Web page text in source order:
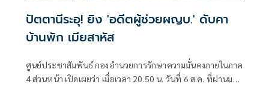
ปัตตานีระอุ! ยิง 'อดีตผู้ช่วยผญบ.' ดับคา
บ้านพัก เมียสาหัส
ศูนย์ประชาสัมพันธ์ กองอำนวยการรักษาความมั่นคงภายในภาค
4 ส่วนหน้า เปิดเผยว่า เมื่อเวลา 20.50 น. วันที่ 6 ส.ค. ที่ผ่านมา